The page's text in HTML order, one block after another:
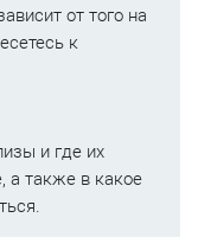
от того на
к
и где их
а также в какое